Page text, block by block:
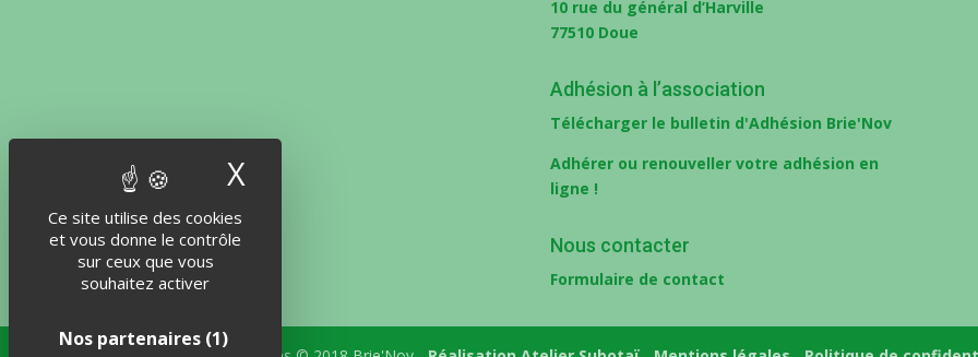
Ce site utilise des cookies
et vous donne le contrôle
sur ceux que vous
souhaitez activer
Nos partenaires (1)
X Masquer le bandeau des cookies
10 rue du général d’Harville
77510 Doue
Adhésion à l’association
Télécharger le bulletin d'Adhésion Brie'Nov
Adhérer ou renouveller votre adhésion en
ligne !
Nous contacter
Formulaire de contact